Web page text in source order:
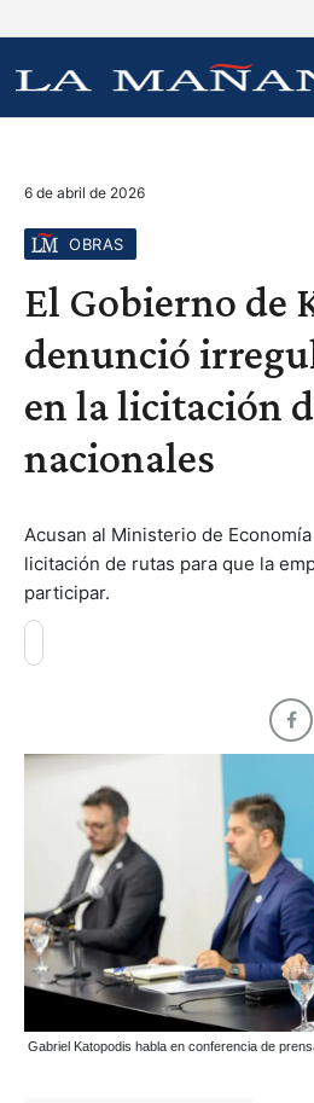
6 de abril de 2026
OBRAS
El Gobierno de
denunció
en la licitación
nacionales
Acusan al Ministerio de
licitación de rutas para que la
participar.
Gabriel Katopodis habla en conferencia de